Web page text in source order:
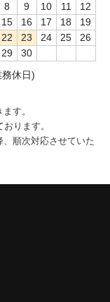
8 9 10 11
12
15 16 17 18
19
22 23 24 25
26
29
30
休日)
す。
ります。
順次対応させていた